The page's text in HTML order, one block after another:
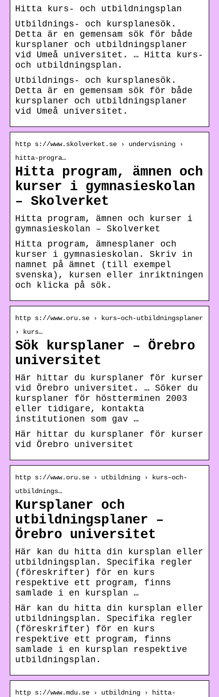
Hitta kurs- och utbildningsplan
Utbildnings- och kursplanesök.
Detta är en gemensam sök för både
kursplaner och utbildningsplaner
vid Umeå universitet. … Hitta kurs-
och utbildningsplan.
Utbildnings- och kursplanesök.
Detta är en gemensam sök för både
kursplaner och utbildningsplaner
vid Umeå universitet.
http s://www.skolverket.se › undervisning ›
hitta-progra…
Hitta program, ämnen och
kurser i gymnasieskolan
– Skolverket
Hitta program, ämnen och kurser i
gymnasieskolan – Skolverket
Hitta program, ämnesplaner och
kurser i gymnasieskolan. Skriv in
namnet på ämnet (till exempel
svenska), kursen eller inriktningen
och klicka på sök.
http s://www.oru.se › kurs–och-utbildningsplaner
› kurs…
Sök kursplaner – Örebro
universitet
Här hittar du kursplaner för kurser
vid Örebro universitet. … Söker du
kursplaner för höstterminen 2003
eller tidigare, kontakta
institutionen som gav …
Här hittar du kursplaner för kurser
vid Örebro universitet
http s://www.oru.se › utbildning › kurs–och-
utbildnings…
Kursplaner och
utbildningsplaner –
Örebro universitet
Här kan du hitta din kursplan eller
utbildningsplan. Specifika regler
(föreskrifter) för en kurs
respektive ett program, finns
samlade i en kursplan …
Här kan du hitta din kursplan eller
utbildningsplan. Specifika regler
(föreskrifter) för en kurs
respektive ett program, finns
samlade i en kursplan respektive
utbildningsplan.
http s://www.mdu.se › utbildning › hitta-